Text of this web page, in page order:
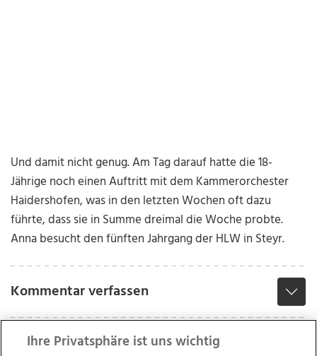
Und damit nicht genug. Am Tag darauf hatte die 18-
Jährige noch einen Auftritt mit dem Kammerorchester
Haidershofen, was in den letzten Wochen oft dazu
führte, dass sie in Summe dreimal die Woche probte.
Anna besucht den fünften Jahrgang der HLW in Steyr.
Kommentar verfassen
Ihre Privatsphäre ist uns wichtig